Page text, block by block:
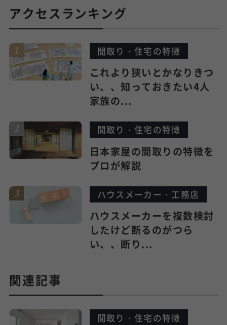
アクセスランキング
間取り・住宅の特徴
これより狭いとかなりきつ
い、、知っておきたい4人
家族の...
間取り・住宅の特徴
日本家屋の間取りの特徴を
プロが解説
ハウスメーカー・工務店
ハウスメーカーを複数検討
したけど断るのがつら
い、、断り...
関連記事
間取り・住宅の特徴